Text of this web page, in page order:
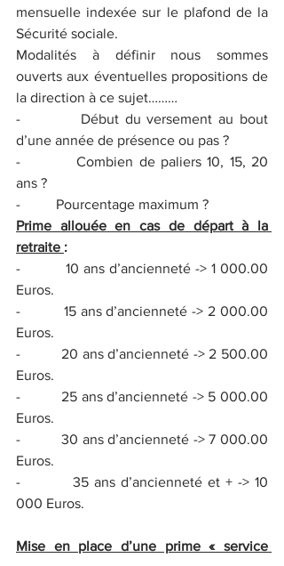
mensuelle indexée sur le plafond de la
Sécurité sociale.
Modalités à définir nous sommes
ouverts aux éventuelles propositions de
la direction à ce sujet………
-          Début du versement au bout
d’une année de présence ou pas ?
-          Combien de paliers 10, 15, 20
ans ?
-          Pourcentage maximum ?
Prime allouée en cas de départ à la
retraite :
-          10 ans d’ancienneté -> 1 000.00
Euros.
-          15 ans d’ancienneté -> 2 000.00
Euros.
-          20 ans d’ancienneté -> 2 500.00
Euros.
-          25 ans d’ancienneté -> 5 000.00
Euros.
-          30 ans d’ancienneté -> 7 000.00
Euros.
-          35 ans d’ancienneté et + -> 10
000 Euros.
Mise en place d’une prime « service